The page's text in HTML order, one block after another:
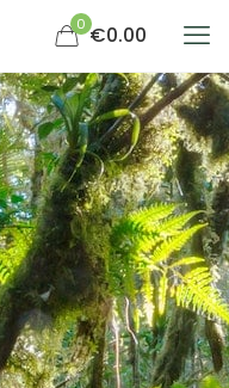
0 €0.00